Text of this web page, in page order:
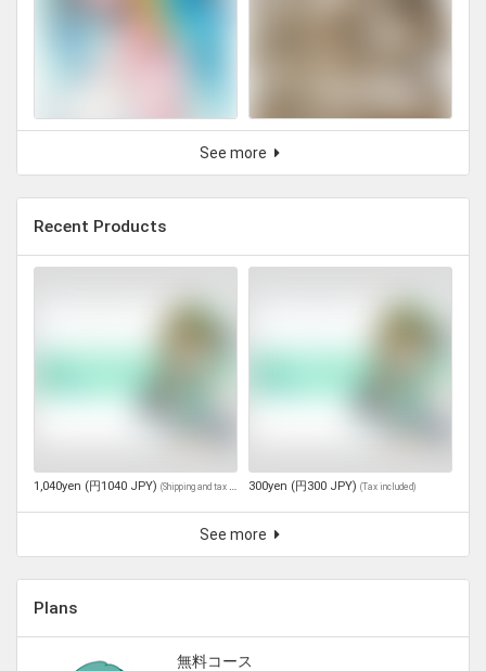
See more
Recent Products
1,040yen (円1040 JPY) (Shipping and tax included )
300yen (円300 JPY) (Tax included)
See more
Plans
無料コース